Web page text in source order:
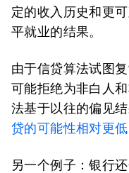
定的收入历史和更
平就业的结果。
由于信贷算法试图
可能拒绝为非白人
法基于以往的偏见
贷的可能性相对更低
另一个例子：银行